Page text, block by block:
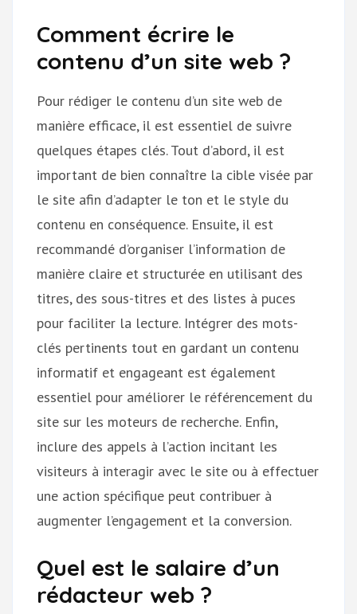
Comment écrire le
contenu d’un site web ?
Pour rédiger le contenu d’un site web de
manière efficace, il est essentiel de suivre
quelques étapes clés. Tout d’abord, il est
important de bien connaître la cible visée par
le site afin d’adapter le ton et le style du
contenu en conséquence. Ensuite, il est
recommandé d’organiser l’information de
manière claire et structurée en utilisant des
titres, des sous-titres et des listes à puces
pour faciliter la lecture. Intégrer des mots-
clés pertinents tout en gardant un contenu
informatif et engageant est également
essentiel pour améliorer le référencement du
site sur les moteurs de recherche. Enfin,
inclure des appels à l’action incitant les
visiteurs à interagir avec le site ou à effectuer
une action spécifique peut contribuer à
augmenter l’engagement et la conversion.
Quel est le salaire d’un
rédacteur web ?